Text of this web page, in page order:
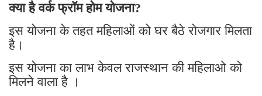
क्या है वर्क फ्रॉम होम योजना?
इस योजना के तहत महिलाओं को घर बैठे रोजगार मिलता
है।
इस योजना का लाभ केवल राजस्थान की महिलाओ को
मिलने वाला है ।